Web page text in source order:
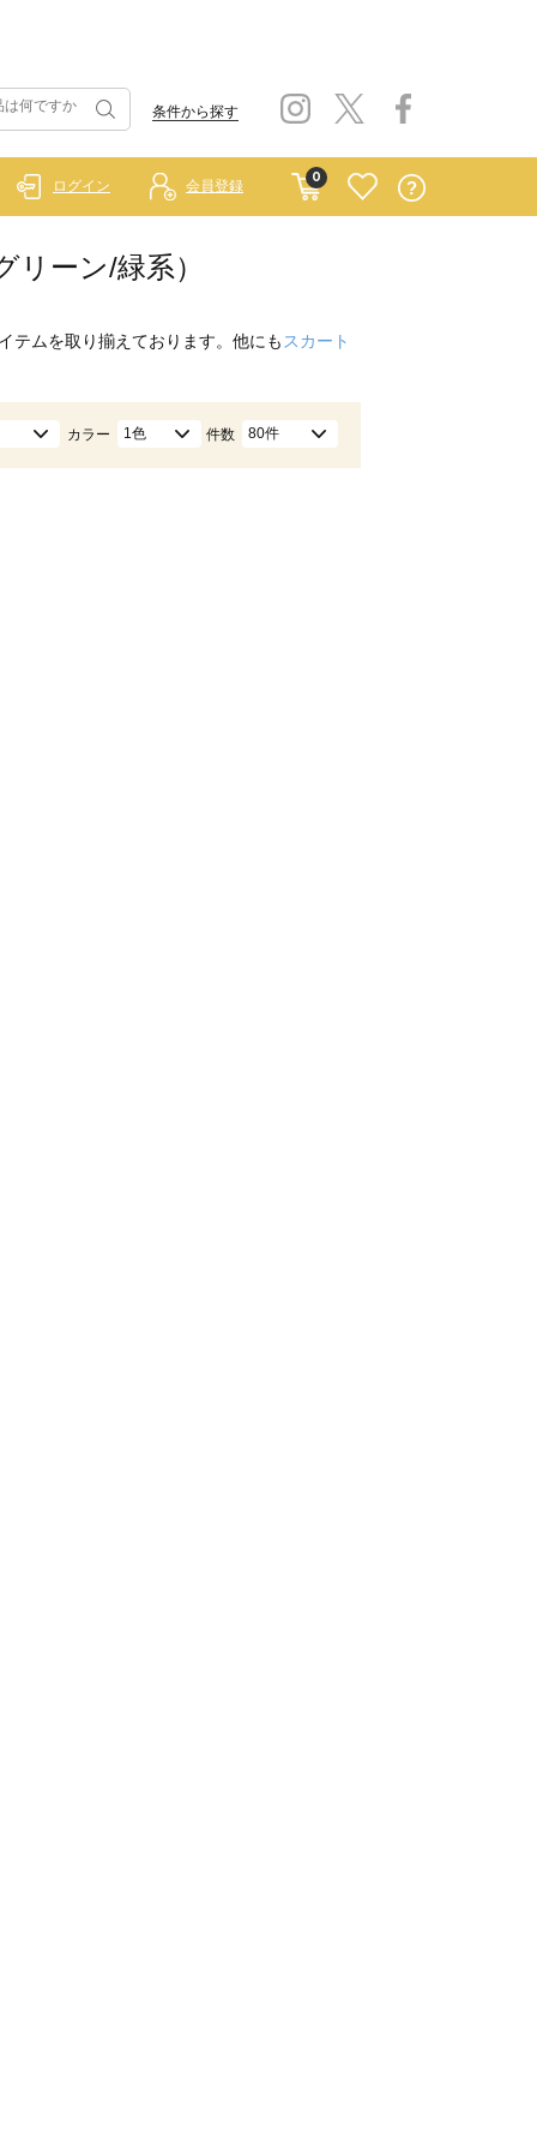
条件から探す
0
ログイン 会員登録
ーン/緑系）
テムを取り揃えております。他にも スカート
カラー 1色 件数 80件